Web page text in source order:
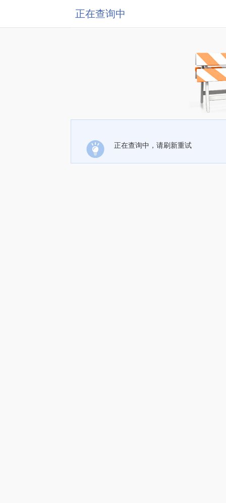
正在查询中
正在查询中，请刷新重试